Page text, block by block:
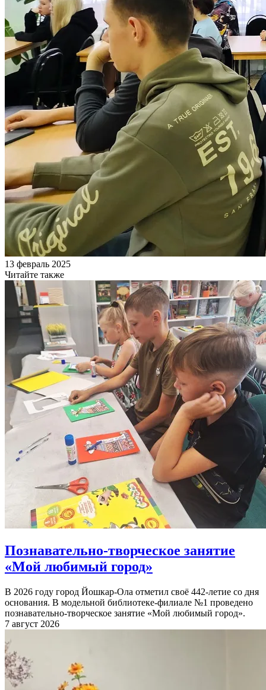
13 февраль 2025
Читайте также
Познавательно-творческое занятие
«Мой любимый город»
В 2026 году город Йошкар-Ола отметил своё 442-летие со дня
основания. В модельной библиотеке-филиале №1 проведено
познавательно-творческое занятие «Мой любимый город».
7 август 2026